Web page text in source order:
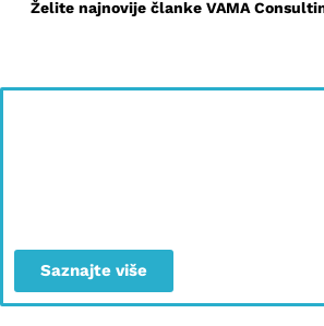
Želite najnovije članke VAMA
Saznajte više